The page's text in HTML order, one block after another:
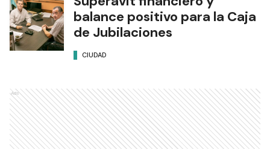
balance positivo para la Caja
de Jubilaciones
CIUDAD
Ads